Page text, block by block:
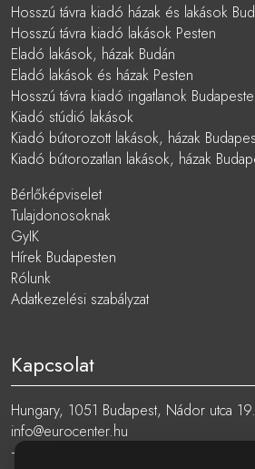
Hosszú távra kiadó házak és lakások
Hosszú távra kiadó lakások Pesten
Eladó lakások, házak Budán
Eladó lakások és házak Pesten
Hosszú távra kiadó ingatlanok
Kiadó stúdió lakások
Kiadó bútorozott lakások, házak
Kiadó bútorozatlan lakások, házak
Bérlőképviselet
Tulajdonosoknak
GyIK
Hírek Budapesten
Rólunk
Adatkezelési szabályzat
Kapcsolat
Hungary, 1051 Budapest, Nádor utca 19.
info@eurocenter.hu
+36 20 919 0005